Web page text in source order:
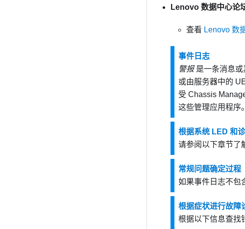
Lenovo 数据中心论
查看 Lenovo 数
事件日志
警报是一条消息或
或由服务器中的
受 Chassis
这些管理应用程序。
根据系统 LED 和
请参阅以下章节了
常规问题确定过程
如果事件日志不包
根据症状进行故障
根据以下信息查找